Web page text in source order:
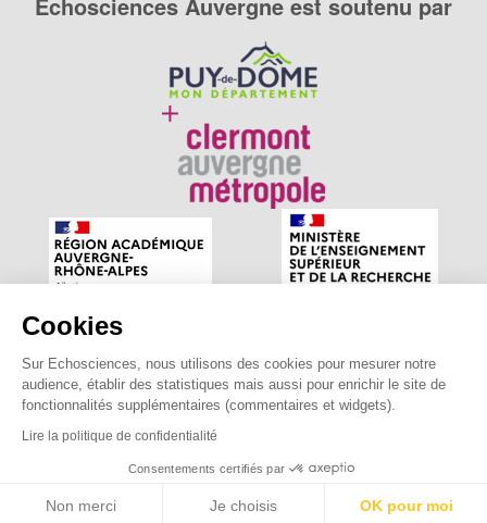
Cookies
Sur Echosciences, nous utilisons des cookies pour mesurer notre
audience, établir des statistiques mais aussi pour enrichir le site de
fonctionnalités supplémentaires (commentaires et widgets).
Lire la politique de confidentialité
Consentements certifiés par
Non merci Je choisis OK pour moi
Echosciences Auvergne est le réseau social des amateurs
de sciences et de technologies du territoire. Propulsé par
astu'sciences.
Mentions légales|Politique de confidentialité
Ligne éditoriale